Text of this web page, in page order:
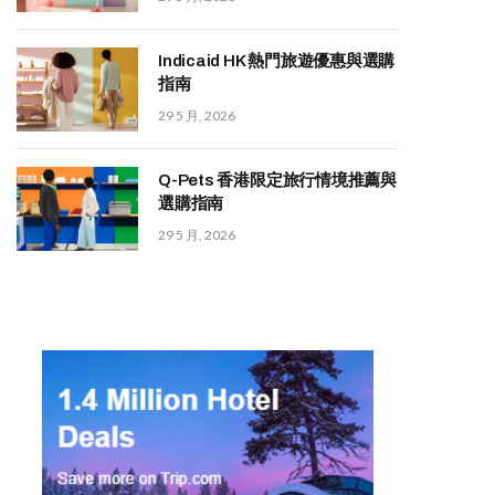
Indicaid HK 熱門旅遊優惠與選購
指南
29 5 月, 2026
Q-Pets 香港限定旅行情境推薦與
選購指南
29 5 月, 2026